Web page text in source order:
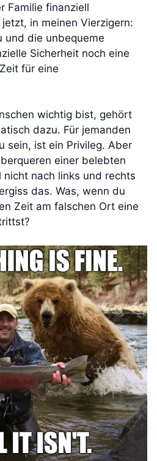
Familie finanziell
in meinen Vierzigern:
und die unbequeme
Sicherheit noch eine
für eine
wichtig bist, gehört
dazu. Für jemanden
sein, ist ein Privileg. Aber
einer belebten
nicht nach links und rechts
das. Was, wenn du
Zeit am falschen Ort eine